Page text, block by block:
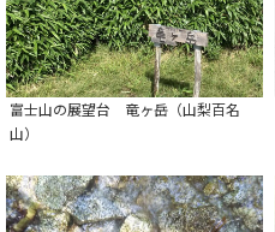
富士山の展望台 竜ヶ岳（山梨百名
山）